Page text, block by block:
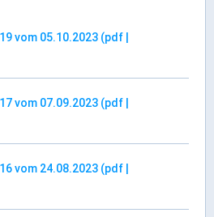
Digital
Portale
vom 05.10.2023 (pdf |
vom 07.09.2023 (pdf |
vom 24.08.2023 (pdf |